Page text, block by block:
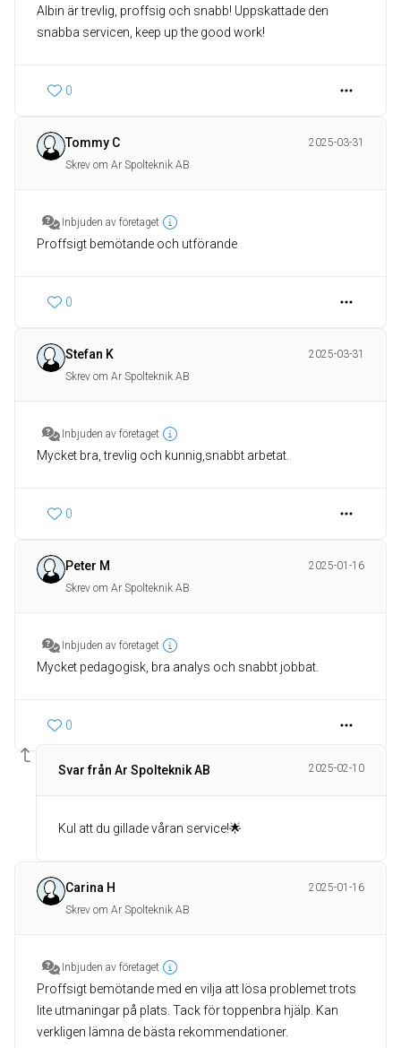
Albin är trevlig, proffsig och snabb! Uppskattade den
snabba servicen, keep up the good work!
0
Tommy C
2025-03-31
Skrev om Ar Spolteknik AB
Inbjuden av företaget
Proffsigt bemötande och utförande
0
Stefan K
2025-03-31
Skrev om Ar Spolteknik AB
Inbjuden av företaget
Mycket bra, trevlig och kunnig,snabbt arbetat.
0
Peter M
2025-01-16
Skrev om Ar Spolteknik AB
Inbjuden av företaget
Mycket pedagogisk, bra analys och snabbt jobbat.
0
Svar från Ar Spolteknik AB 2025-02-10
Kul att du gillade våran service!🌟
Carina H
2025-01-16
Skrev om Ar Spolteknik AB
Inbjuden av företaget
Proffsigt bemötande med en vilja att lösa problemet trots
lite utmaningar på plats. Tack för toppenbra hjälp. Kan
verkligen lämna de bästa rekommendationer.